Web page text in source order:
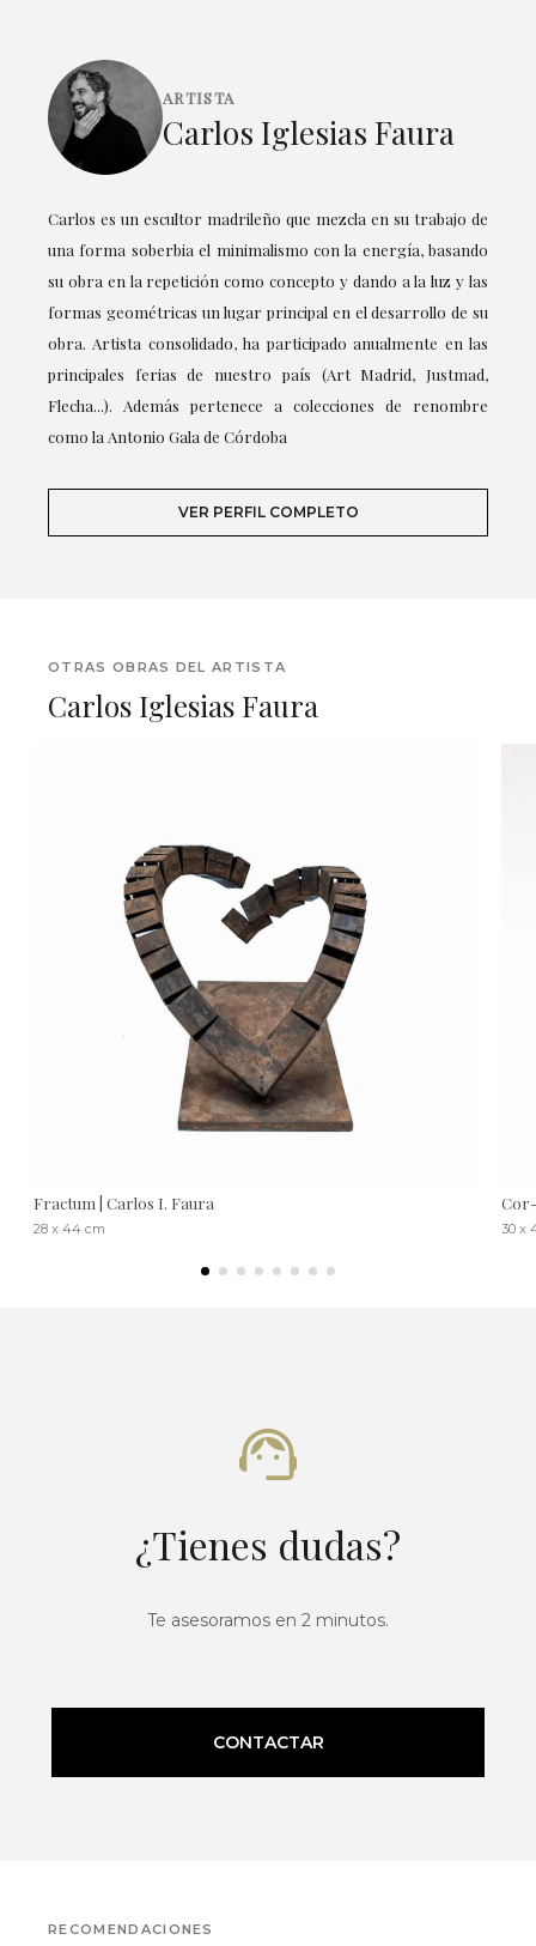
ARTISTA
Carlos Iglesias Faura
Carlos es un escultor madrileño que mezcla en su trabajo de
una forma soberbia el minimalismo con la energía, basando
su obra en la repetición como concepto y dando a la luz y las
formas geométricas un lugar principal en el desarrollo de su
obra. Artista consolidado, ha participado anualmente en las
principales ferias de nuestro país (Art Madrid, Justmad,
Flecha...). Además pertenece a colecciones de renombre
como la Antonio Gala de Córdoba
VER PERFIL COMPLETO
OTRAS OBRAS DEL ARTISTA
Carlos Iglesias Faura
Fractum | Carlos I. Faura
28 x 44 cm 30 x
¿Tienes dudas?
Te asesoramos en 2 minutos.
CONTACTAR
RECOMENDACIONES